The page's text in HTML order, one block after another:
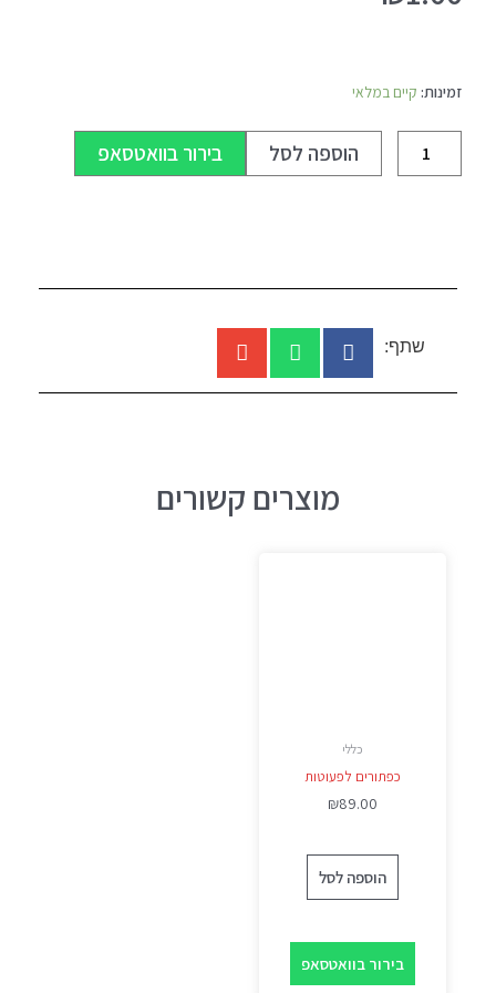
זמינות: קיים במלאי
פנס
הוספה לסל בירור בוואטסאפ
שתף:
מוצרים קשורים
כללי
כפתורים לפעוטות
₪89.00
הוספה לסל
בירור בוואטסאפ